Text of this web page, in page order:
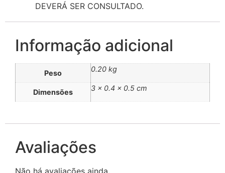
DEVERÁ SER CONSULTADO.
Informação adicional
Peso 0.20 kg
Dimensões 3 × 0.4 × 0.5 cm
Avaliações
Não há avaliações ainda.